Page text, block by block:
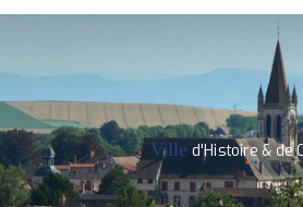
Villed'Histoire & de